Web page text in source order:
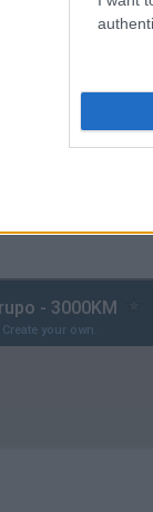
y verde
tranquilo lugar.
con más
podremos